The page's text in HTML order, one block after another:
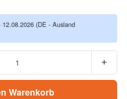
12.08.2026 (DE - Ausland
Warenkorb